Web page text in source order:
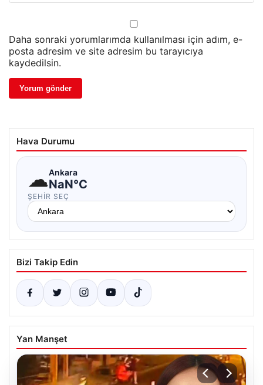
Daha sonraki yorumlarımda kullanılması için adım, e-
posta adresim ve site adresim bu tarayıcıya
kaydedilsin.
Hava Durumu
☁Ankara
NaN°C
ŞEHIR SEÇ
Bizi Takip Edin
Yan Manşet